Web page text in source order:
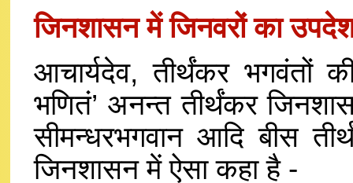
जिनशासन में जिनवरों का
आचार्यदेव, तीर्थंकर भगवंतों
भणितं’ अनन्त तीर्थंकर
सीमन्धरभगवान आदि बीस
जिनशासन में ऐसा कहा है -